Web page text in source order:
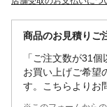
商品のお見積りご
「ご注文数が31
お買い上げご希望
す。こちらよりお